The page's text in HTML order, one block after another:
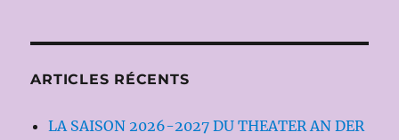
ARTICLES RÉCENTS
LA SAISON 2026-2027 DU THEATER AN DER